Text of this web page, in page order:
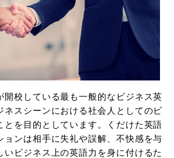
開校している最も一般的なビジネス英
ネスシーンにおける社会人としてのビ
とを目的としています。くだけた英語
ョンは相手に失礼や誤解、不快感を与
いビジネス上の英語力を身に付けるた